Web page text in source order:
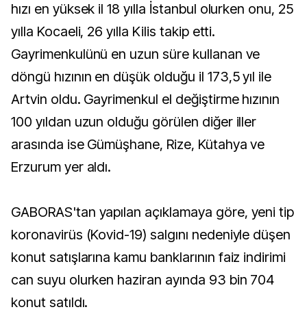
hızı en yüksek il 18 yılla İstanbul olurken onu, 25
yılla Kocaeli, 26 yılla Kilis takip etti.
Gayrimenkulünü en uzun süre kullanan ve
döngü hızının en düşük olduğu il 173,5 yıl ile
Artvin oldu. Gayrimenkul el değiştirme hızının
100 yıldan uzun olduğu görülen diğer iller
arasında ise Gümüşhane, Rize, Kütahya ve
Erzurum yer aldı.
GABORAS'tan yapılan açıklamaya göre, yeni tip
koronavirüs (Kovid-19) salgını nedeniyle düşen
konut satışlarına kamu banklarının faiz indirimi
can suyu olurken haziran ayında 93 bin 704
konut satıldı.